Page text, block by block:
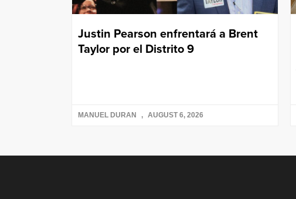
Justin Pearson enfrentará a Brent
Taylor por el Distrito 9
MANUEL DURAN AUGUST 6, 2026